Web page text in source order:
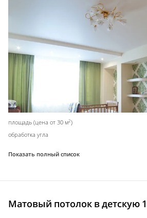
площадь (цена от 30 м2)
обработка угла
Показать полный список
Матовый потолок в детскую